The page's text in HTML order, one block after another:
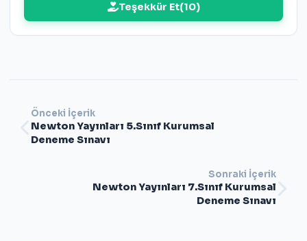
Teşekkür Et(10)
Önceki İçerik
Newton Yayınları 5.Sınıf Kurumsal
Deneme Sınavı
Sonraki İçerik
Newton Yayınları 7.Sınıf Kurumsal
Deneme Sınavı